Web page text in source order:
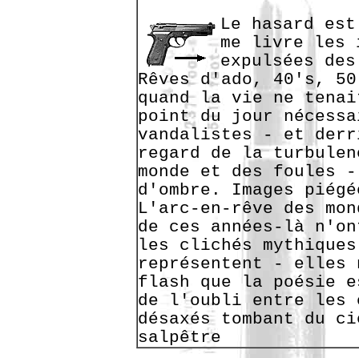
Le hasard
me livre les
expulsées
Rêves d'ado, 40's,
quand la vie ne
point du jour
vandalistes - et
regard de la
monde et des
d'ombre. Images
L'arc-en-rêve des
de ces années-là
les clichés
représentent - elles
flash que la poésie
de l'oubli entre les
désaxés tombant du
salpêtre